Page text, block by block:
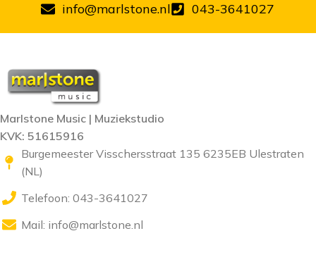
info@marlstone.nl 043-3641027
Marlstone Music | Muziekstudio
KVK: 51615916
Burgemeester Visschersstraat 135 6235EB Ulestraten
(NL)
Telefoon: 043-3641027
Mail: info@marlstone.nl